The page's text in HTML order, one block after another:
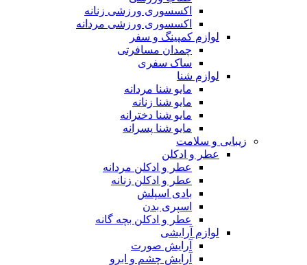
اکسسوری ورزشی زنانه
اکسسوری ورزشی مردانه
لوازم کمپینگ و سفر
چمدان مسافرتی
ساک سفری
لوازم شنا
مایو شنا مردانه
مایو شنا زنانه
مایو شنا دخترانه
مایو شنا پسرانه
زیبایی و سلامت
عطر و ادکلن
عطر و ادکلن مردانه
عطر و ادکلن زنانه
بادی اسپلش
اسپری بدن
عطر و ادکلن بچه گانه
لوازم آرایشی
آرایش صورت
آرایش چشم و ابرو